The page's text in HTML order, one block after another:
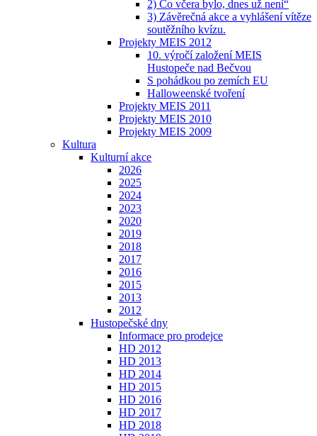
2) Co včera bylo, dnes už není“
3) Závěrečná akce a vyhlášení vítěze
soutěžního kvízu.
Projekty MEIS 2012
10. výročí založení MEIS
Hustopeče nad Bečvou
S pohádkou po zemích EU
Halloweenské tvoření
Projekty MEIS 2011
Projekty MEIS 2010
Projekty MEIS 2009
Kultura
Kulturní akce
2026
2025
2024
2023
2020
2019
2018
2017
2016
2015
2013
2012
Hustopečské dny
Informace pro prodejce
HD 2012
HD 2013
HD 2014
HD 2015
HD 2016
HD 2017
HD 2018